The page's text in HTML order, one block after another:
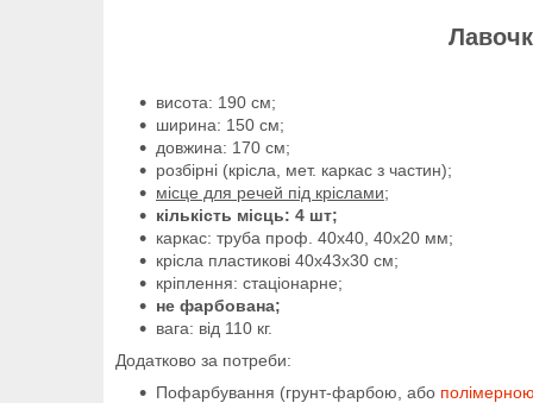
висота: 190 см;
ширина: 150 см;
довжина: 170 см;
розбірні (крісла, мет. каркас з частин);
місце для речей під кріслами;
кількість місць: 4 шт;
каркас: труба проф. 40х40, 40х20 мм;
крісла пластикові 40х43х30 см;
кріплення: стаціонарне;
не фарбована;
вага: від 110 кг.
Додатково за потреби:
Пофарбування (грунт-фарбою, або